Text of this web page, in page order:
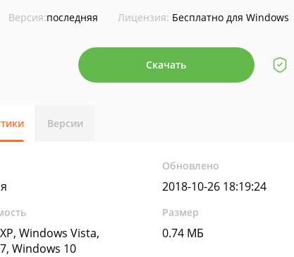
Версия:последняя Лицензия: Бесплатно для Windows
Скачать
Версии
Обновлено
2018-10-26 18:19:24
Windows Vista,
Windows 10
Размер
0.74 МБ